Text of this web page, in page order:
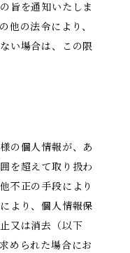
旨を通知いたしま
他の法令により、
い場合は、この限
の個人情報が、あ
を超えて取り扱わ
不正の手段により
より、個人情報保
又は消去（以下
められた場合にお